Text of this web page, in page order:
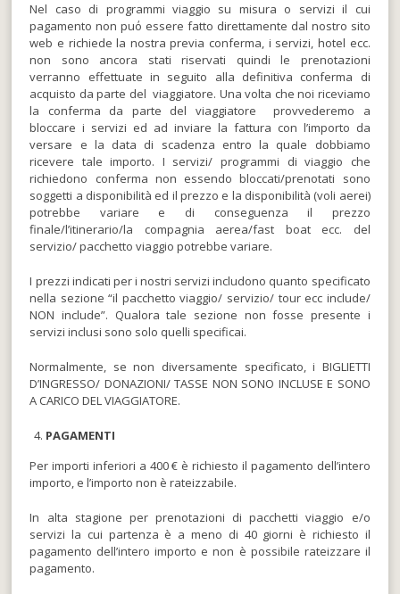
Nel caso di programmi viaggio su misura o servizi il cui
pagamento non puό essere fatto direttamente dal nostro sito
web e richiede la nostra previa conferma, i servizi, hotel ecc.
non sono ancora stati riservati quindi le prenotazioni
verranno effettuate in seguito alla definitiva conferma di
acquisto da parte del viaggiatore. Una volta che noi riceviamo
la conferma da parte del viaggiatore provvederemo a
bloccare i servizi ed ad inviare la fattura con l’importo da
versare e la data di scadenza entro la quale dobbiamo
ricevere tale importo. I servizi/ programmi di viaggio che
richiedono conferma non essendo bloccati/prenotati sono
soggetti a disponibilità ed il prezzo e la disponibilità (voli aerei)
potrebbe variare e di conseguenza il prezzo
finale/l’itinerario/la compagnia aerea/fast boat ecc. del
servizio/ pacchetto viaggio potrebbe variare.
I prezzi indicati per i nostri servizi includono quanto specificato
nella sezione “il pacchetto viaggio/ servizio/ tour ecc include/
NON include”. Qualora tale sezione non fosse presente i
servizi inclusi sono solo quelli specificai.
Normalmente, se non diversamente specificato, i BIGLIETTI
D’INGRESSO/ DONAZIONI/ TASSE NON SONO INCLUSE E SONO
A CARICO DEL VIAGGIATORE.
PAGAMENTI
Per importi inferiori a 400 € è richiesto il pagamento dell’intero
importo, e l’importo non è rateizzabile.
In alta stagione per prenotazioni di pacchetti viaggio e/o
servizi la cui partenza è a meno di 40 giorni è richiesto il
pagamento dell’intero importo e non è possibile rateizzare il
pagamento.